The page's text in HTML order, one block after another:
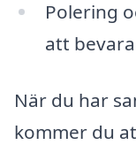
Polering
att
När du har
kommer du